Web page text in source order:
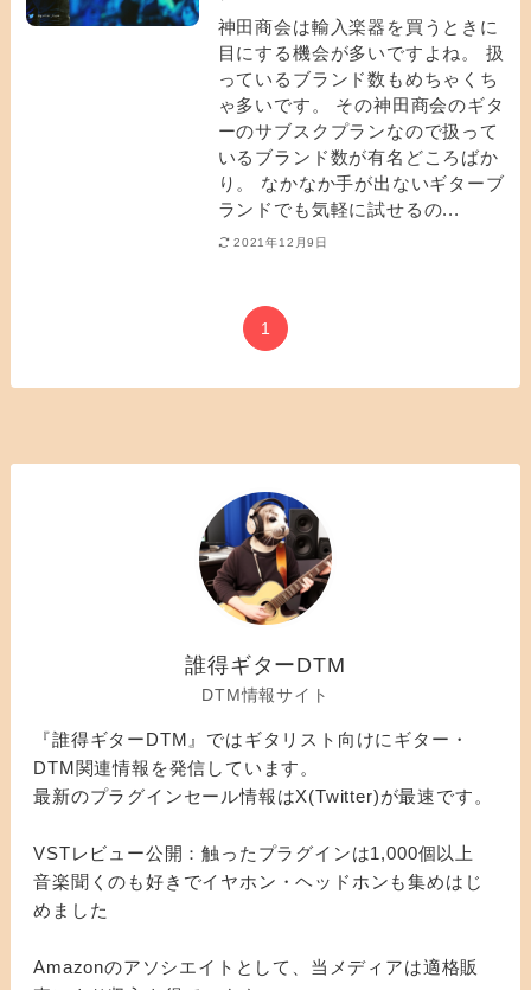
神田商会は輸入楽器を買うときに
目にする機会が多いですよね。 扱
っているブランド数もめちゃくち
ゃ多いです。 その神田商会のギタ
ーのサブスクプランなので扱って
いるブランド数が有名どころばか
り。 なかなか手が出ないギターブ
ランドでも気軽に試せるの...
2021年12月9日
1
誰得ギターDTM
DTM情報サイト
『誰得ギターDTM』ではギタリスト向けにギター・
DTM関連情報を発信しています。
最新のプラグインセール情報はX(Twitter)が最速です。
VSTレビュー公開：触ったプラグインは1,000個以上
音楽聞くのも好きでイヤホン・ヘッドホンも集めはじ
めました
Amazonのアソシエイトとして、当メディアは適格販